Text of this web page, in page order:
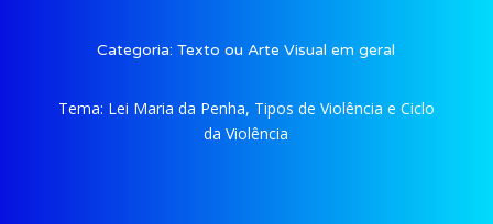
Categoria:Texto ou Arte Visual em geral
Tema: Lei Maria da Penha, Tipos de Violência e Ciclo
da Violência